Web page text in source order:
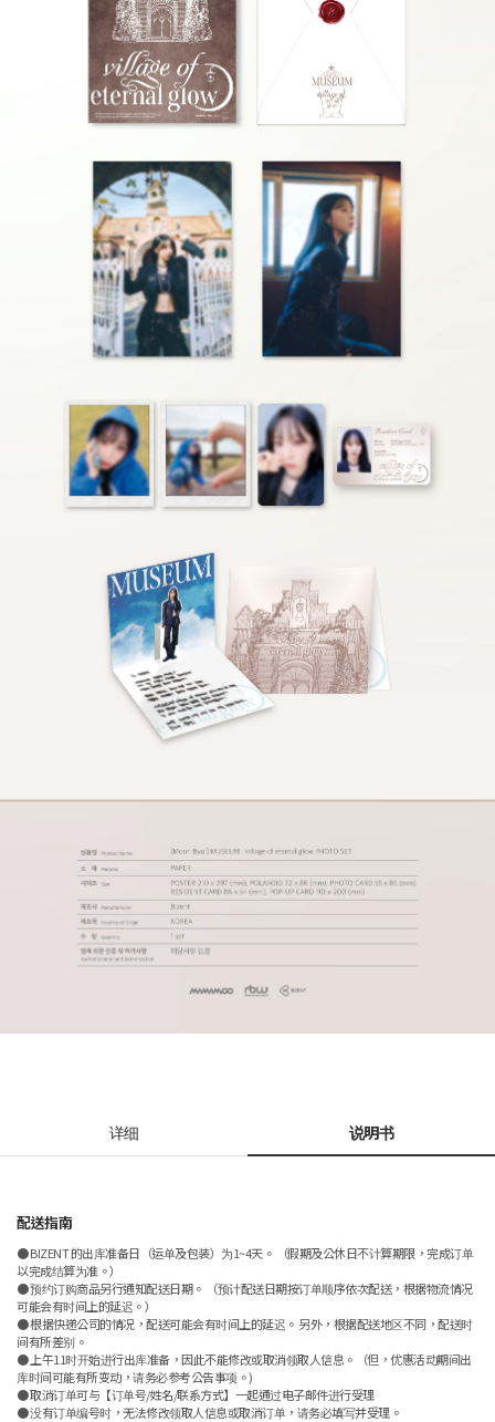
详细 说明书
配送指南
● BIZENT 的出库准备日（运单及包装）为1~4天。 （假期及公休日不计算期限，完成订单
以完成结算为准。）
● 预约订购商品另行通知配送日期。 （预计配送日期按订单顺序依次配送，根据物流情况
可能会有时间上的延迟。）
● 根据快递公司的情况，配送可能会有时间上的延迟。 另外，根据配送地区不同，配送时
间有所差别。
● 上午11时开始进行出库准备，因此不能修改或取消领取人信息。（但，优惠活动期间出
库时间可能有所变动，请务必参考公告事项。)
● 取消订单可与【订单号/姓名/联系方式】一起通过电子邮件进行受理
● 没有订单编号时，无法修改领取人信息或取消订单，请务必填写并受理。